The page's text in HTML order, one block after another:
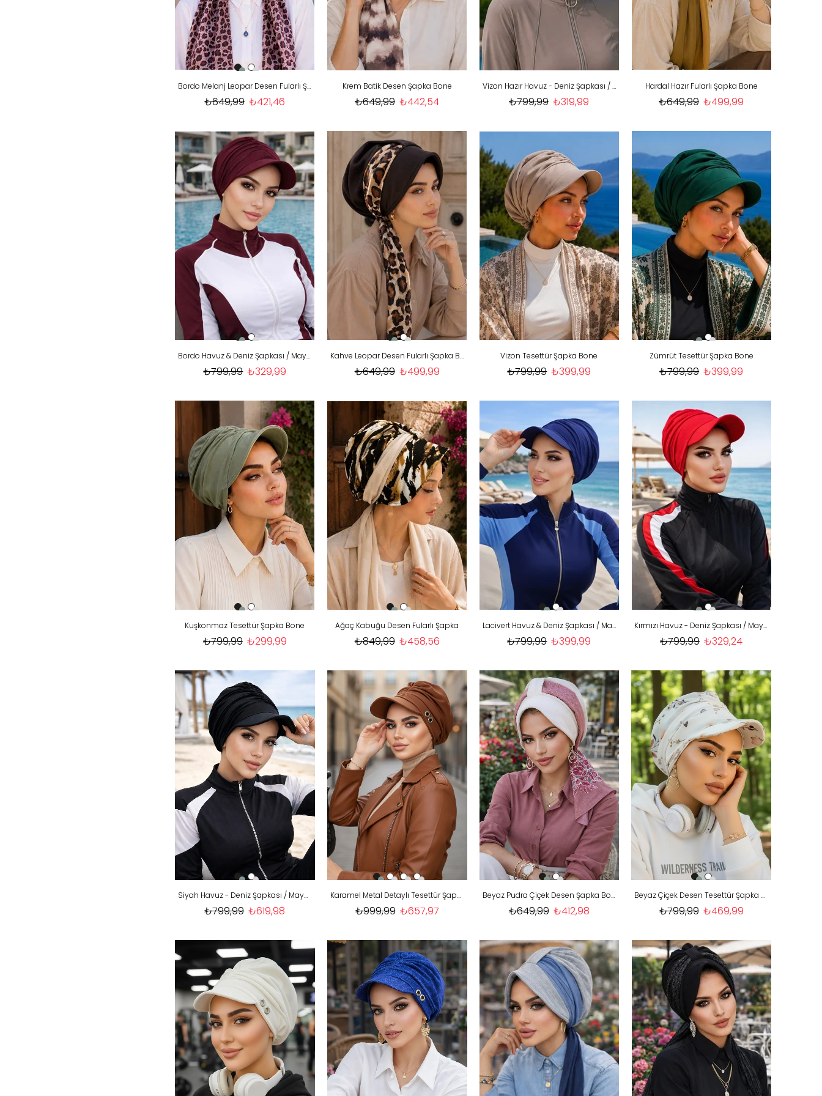
Bordo Melanj Leopar Desen Fularlı Şapka Bone
₺421,46
₺649,99
Krem Batik Desen Şapka Bone
₺442,54
₺649,99
Vizon Hazır Havuz - Deniz Şapkası / Mayo Üstüne Kullanılabilir
₺319,99
₺799,99
Hardal Hazır Fularlı Şapka Bone
₺499,99
₺649,99
Bordo Havuz & Deniz Şapkası / Mayo Üstüne Kullanılabilir
₺329,99
₺799,99
Kahve Leopar Desen Fularlı Şapka Bone
₺499,99
₺649,99
Vizon Tesettür Şapka Bone
₺399,99
₺799,99
Zümrüt Tesettür Şapka Bone
₺399,99
₺799,99
Kuşkonmaz Tesettür Şapka Bone
₺299,99
₺799,99
Ağaç Kabuğu Desen Fularlı Şapka
₺458,56
₺849,99
Lacivert Havuz & Deniz Şapkası / Mayo Üstüne Kullanılabilir
₺399,99
₺799,99
Kırmızı Havuz - Deniz Şapkası / Mayo Üstüne Kullanılabilir
₺329,24
₺799,99
Siyah Havuz - Deniz Şapkası / Mayo Üstüne Kullanılabilir
₺619,98
₺799,99
Karamel Metal Detaylı Tesettür Şapka Bone
₺657,97
₺999,99
Beyaz Pudra Çiçek Desen Şapka Bone
₺412,98
₺649,99
Beyaz Çiçek Desen Tesettür Şapka Bone
₺469,99
₺799,99